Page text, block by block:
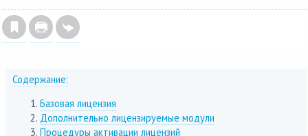
Содержание:
Базовая лицензия
Дополнительно лицензируемые модули
Процедуры активации лицензий